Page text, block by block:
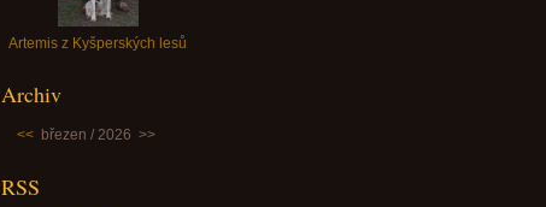
Artemis z Kyšperských lesů
Archiv
<< březen / 2026 >>
RSS